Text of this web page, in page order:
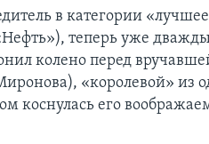
в категории
теперь уже
колено перед
«королевой» из
коснулась его